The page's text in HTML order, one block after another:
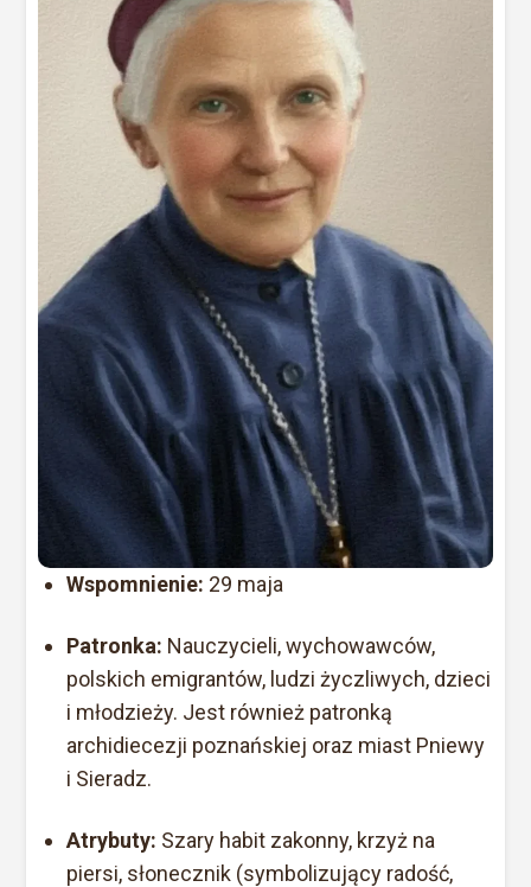
Wspomnienie: 29 maja
Patronka: Nauczycieli, wychowawców,
polskich emigrantów, ludzi życzliwych, dzieci
i młodzieży. Jest również patronką
archidiecezji poznańskiej oraz miast Pniewy
i Sieradz.
Atrybuty: Szary habit zakonny, krzyż na
piersi, słonecznik (symbolizujący radość,